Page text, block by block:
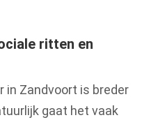
ritten en
in Zandvoort is breder
gaat het vaak